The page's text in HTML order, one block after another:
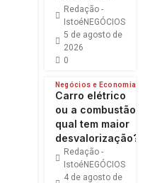
Redação -
IstoéNEGÓCIOS
5 de agosto de
2026
0
Negócios e Economia
Carro elétrico
ou a combustão:
qual tem maior
desvalorização?
Redação -
IstoéNEGÓCIOS
4 de agosto de